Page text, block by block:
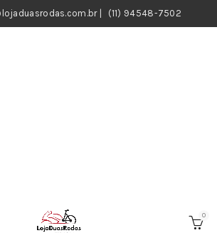
| (11) 94548-7502
0